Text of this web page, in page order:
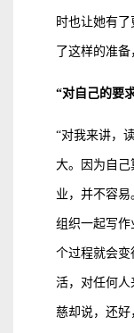
时也让她有
了这样的准
“对自己的要
“对我来讲，
大。因为自
业，并不容
组织一起写
个过程就会变
活，对任何
慈却说，还好